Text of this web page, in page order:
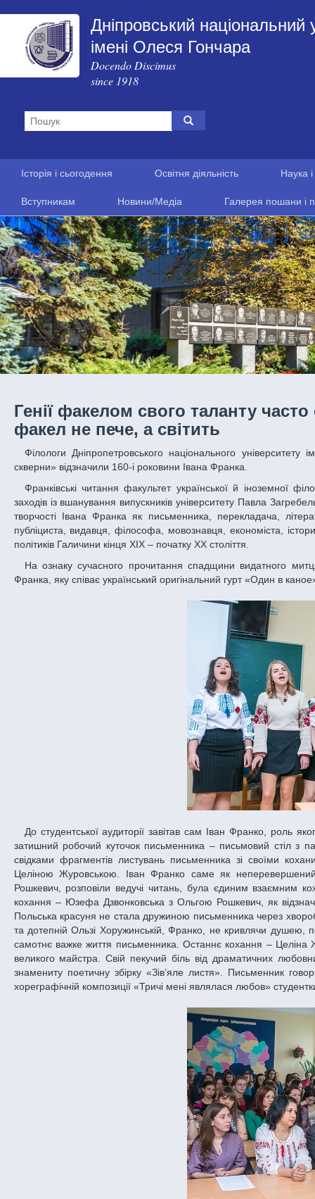
Дніпровський національний
імені Олеся Гончара
Docendo Discimus
since 1918
Історія і сьогодення Освітня діяльність Наука
Вступникам Новини/Медіа Галерея пошани і
Генії факелом свого таланту
факел не пече, а світить
Філологи Дніпропетровського національного університету імені Олеся Гончара літературними читаннями «Жив-любив і не набрався
скверни» відзначили 160-і роковини Івана Франка.
Франківські читання факультет української й іноземної філології та мистецтвознавства провів уперше, на відміну від вже традиційних
заходів із вшанування випускників університету Павла
творчості Івана Франка як письменника, перекладача,
публіциста, видавця, філософа, мовознавця, економіста,
політиків Галичини кінця XIX – початку XX століття.
На ознаку сучасного прочитання спадщини видатного митця захід розпочався з виконання студентами пісні «Човен» на слова Івана
Франка, яку співає український оригінальний гурт «Один в
До студентської аудиторії завітав сам Іван Франко, роль якого виконав студент факультету Артем Фандіков. У кімнаті був облаштований
затишний робочий куточок письменника – письмовий стіл з
свідками фрагментів листувань письменника зі своїми
Целіною Журовською. Іван Франко саме як неперевершений
Рошкевич, розповіли ведучі читань, була єдиним
кохання – Юзефа Дзвонковська з Ольгою Рошкевич, як
Польська красуня не стала дружиною письменника через
та дотепній Ользі Хоружинській, Франко, не кривлячи душею,
самотнє важке життя письменника. Останнє кохання –
великого майстра. Свій пекучий біль від драматичних
знамениту поетичну збірку «Зів’яле листя». Письменник
хореграфічній композиції «Тричі мені являлася любов»